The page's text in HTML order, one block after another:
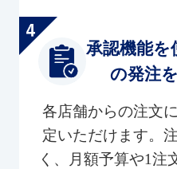
承認機能を
の発注
各店舗からの注文
定いただけます。
く、月額予算や1注